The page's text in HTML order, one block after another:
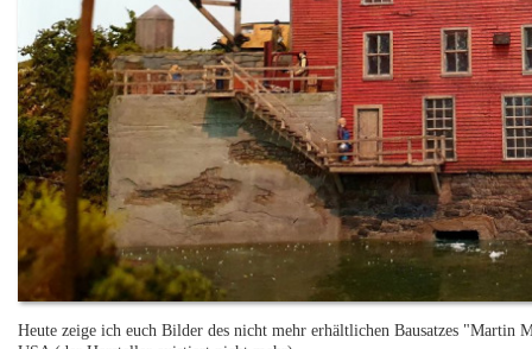
Heute zeige ich euch Bilder des nicht mehr erhältlichen Bausatzes "Martin